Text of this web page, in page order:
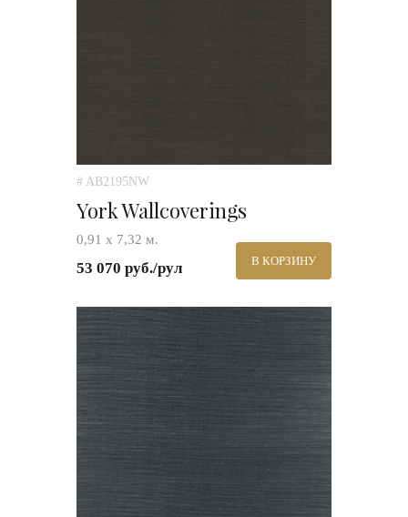
# AB2195NW
York Wallcoverings
0,91 х 7,32 м.
53 070 руб./рул В КОРЗИНУ